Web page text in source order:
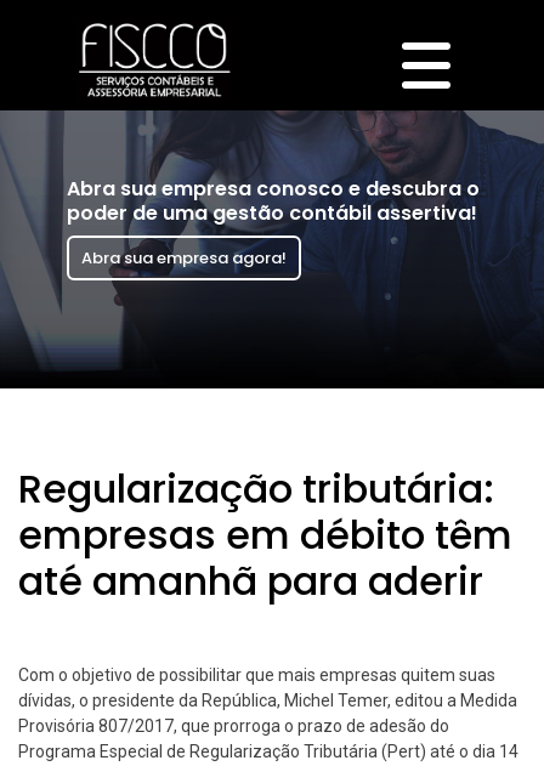
Abra sua empresa conosco e descubra o
poder de uma gestão contábil assertiva!
Abra sua empresa agora!
Regularização tributária:
empresas em débito têm
até amanhã para aderir
Com o objetivo de possibilitar que mais empresas quitem suas
dívidas, o presidente da República, Michel Temer, editou a Medida
Provisória 807/2017, que prorroga o prazo de adesão do
Programa Especial de Regularização Tributária (Pert) até o dia 14